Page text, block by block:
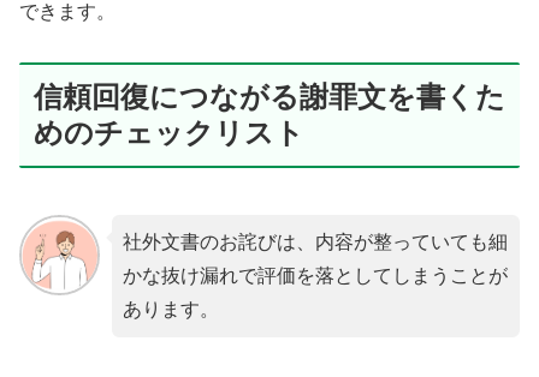
できます。
信頼回復につながる謝罪文を書くた
めのチェックリスト
社外文書のお詫びは、内容が整っていても細
かな抜け漏れで評価を落としてしまうことが
あります。